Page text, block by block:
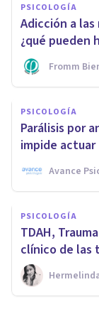
PSICOLOGÍA
Adicción a
¿qué pueden
Fromm
PSICOLOGÍA
Parálisis por
impide actuar
Avance
PSICOLOGÍA
TDAH,
clínico de las